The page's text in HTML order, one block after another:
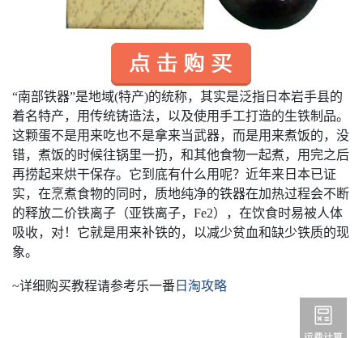
“南部铁器”是地域(特产)的统称，其实是泛指日本岩手县的
着名特产，用传统铸造法，以及使用手工打造的生铁制品。
这颗蛋不是用来吃也不是拿来当武器，而是用来煮饭的，没
错，煮饭的时候往锅里一扔，和其他食物一起煮，用完之后
再捞起来烘干保存。它到底有什么用呢？近年来日本已证
实，在烹煮食物的同时，质地纯净的铁器在加热过程会不断
的释放二价铁离子（亚铁离子，Fe2），在饮食时易被人体
吸收，对！它就是用来补铁的，以减少贫血和缺少铁质的现
象。
~详细购买教程请参考乐一番 日淘攻略